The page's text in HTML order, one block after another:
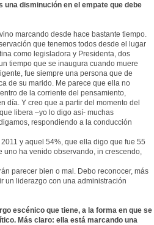
una disminución en el empate que debe
marcando desde hace bastante tiempo.
que tenemos todos desde el lugar
como legisladora y Presidenta, dos
tiempo que se inaugura cuando muere
fue siempre una persona que de
de su marido. Me parece que ella no
de la corriente del pensamiento,
día. Y creo que a partir del momento del
libera –yo lo digo así- muchas
respondiendo a la conducción
y aquel 54%, que ella digo que fue 55
uno ha venido observando, in crescendo,
parecer bien o mal. Debo reconocer, más
un liderazgo con una administración
escénico que tiene, a la forma en que se
Más claro: ella está marcando una